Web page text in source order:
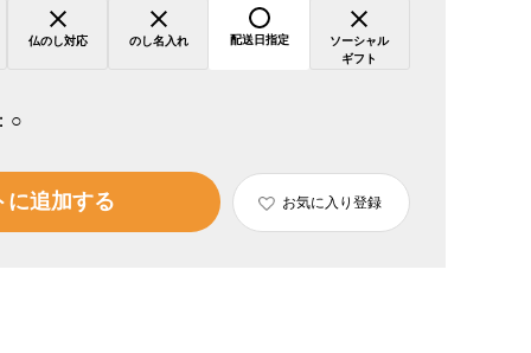
仏のし対応 のし名入れ 配送日指定
ソーシャル
ギフト
○
に追加する お気に入り登録